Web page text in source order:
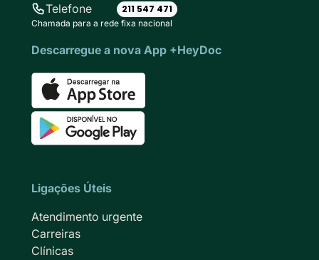
Telefone 211 547 471
Chamada para a rede fixa nacional
Descarregue a nova App +HeyDoc
Ligações Úteis
Atendimento urgente
Carreiras
Clínicas